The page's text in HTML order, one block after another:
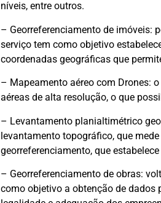
níveis, entre outros.
– Georreferenciamento de imóveis:
serviço tem como objetivo
coordenadas geográficas que
– Mapeamento aéreo com Drones:
aéreas de alta resolução, o que
– Levantamento planialtimétrico
levantamento topográfico, que
georreferenciamento, que
– Georreferenciamento de obras:
como objetivo a obtenção de dados